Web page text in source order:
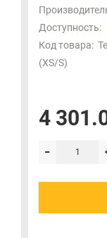
Доступность:
Код товара:
(XS/S)
4